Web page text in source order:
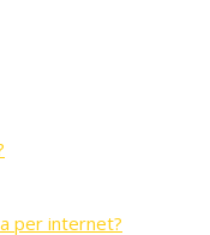
per internet?